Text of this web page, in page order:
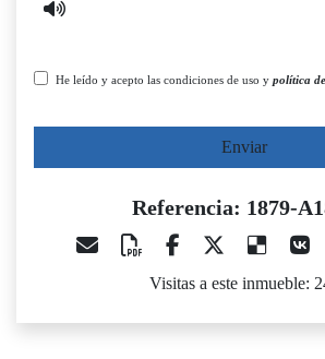
He leído y acepto las condiciones de uso y política
Enviar
Referencia: 1879-
Visitas a este inmueble: